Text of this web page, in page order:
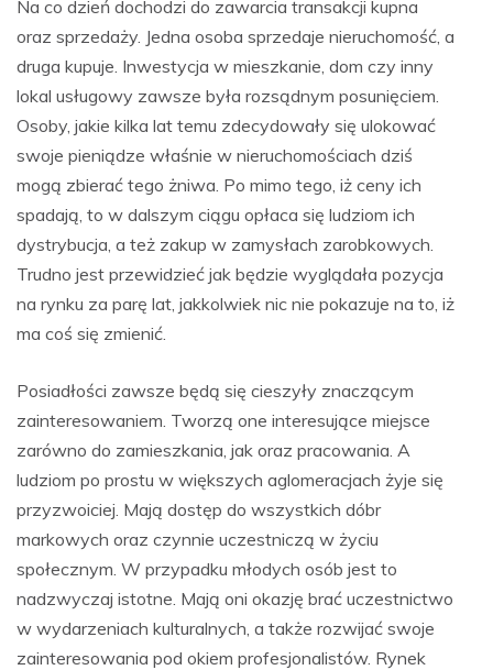
Na co dzień dochodzi do zawarcia transakcji kupna
oraz sprzedaży. Jedna osoba sprzedaje nieruchomość, a
druga kupuje. Inwestycja w mieszkanie, dom czy inny
lokal usługowy zawsze była rozsądnym posunięciem.
Osoby, jakie kilka lat temu zdecydowały się ulokować
swoje pieniądze właśnie w nieruchomościach dziś
mogą zbierać tego żniwa. Po mimo tego, iż ceny ich
spadają, to w dalszym ciągu opłaca się ludziom ich
dystrybucja, a też zakup w zamysłach zarobkowych.
Trudno jest przewidzieć jak będzie wyglądała pozycja
na rynku za parę lat, jakkolwiek nic nie pokazuje na to, iż
ma coś się zmienić.
Posiadłości zawsze będą się cieszyły znaczącym
zainteresowaniem. Tworzą one interesujące miejsce
zarówno do zamieszkania, jak oraz pracowania. A
ludziom po prostu w większych aglomeracjach żyje się
przyzwoiciej. Mają dostęp do wszystkich dóbr
markowych oraz czynnie uczestniczą w życiu
społecznym. W przypadku młodych osób jest to
nadzwyczaj istotne. Mają oni okazję brać uczestnictwo
w wydarzeniach kulturalnych, a także rozwijać swoje
zainteresowania pod okiem profesjonalistów. Rynek